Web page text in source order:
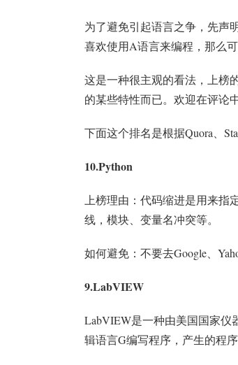
为了避免引起语言之争，先声
喜欢使用A语言来编程，那么
这是一种很主观的看法，上榜
的某些特性而已。欢迎在评论
下面这个排名是根据Quora、
10.Python
上榜理由：代码缩进是用来
线，模块、变量名冲突等。
如何避免：不要去Google、
9.LabVIEW
LabVIEW是一种由美国国家仪
辑语言G编写程序，产生的程序